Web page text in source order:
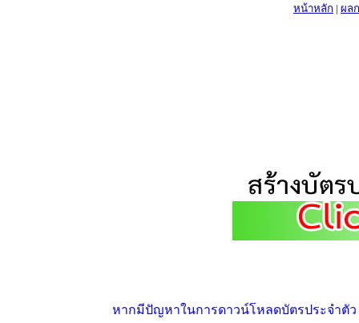
หน้าหลัก | ผล
หากมีปัญหาในการดาวน์โหลดบัตรประจำตัว